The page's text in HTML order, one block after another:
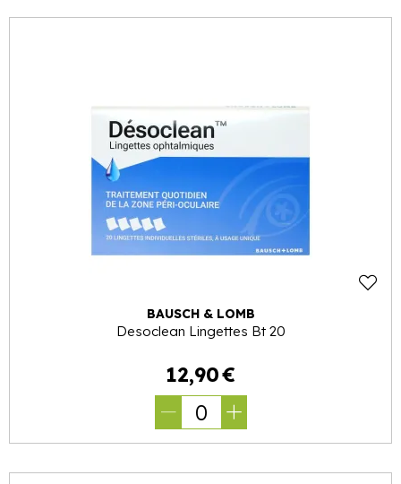
BAUSCH & LOMB
Desoclean Lingettes Bt 20
12,90€
0